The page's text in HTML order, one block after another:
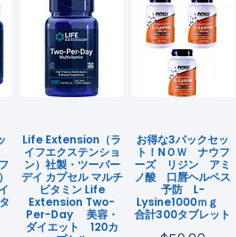
Life Extension（ラ
イフエクステンショ
ン）社製・ツーパー
デイ カプセル マルチ
ビタミン Life
Extension Two-
Per-Day 美容・
ダイエット 120カ
お得な3パックセッ
ト！NＯＷ ナウフ
ーズ リジン アミ
ノ酸 口唇ヘルペス
予防 L-
Lysine1000ｍｇ
合計300タブレット